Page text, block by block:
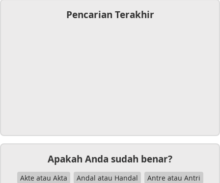
Pencarian Terakhir
Apakah Anda sudah benar?
Akte atau Akta Andal atau Handal
Antre atau Antri